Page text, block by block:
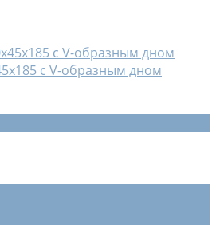
с V-образным дном